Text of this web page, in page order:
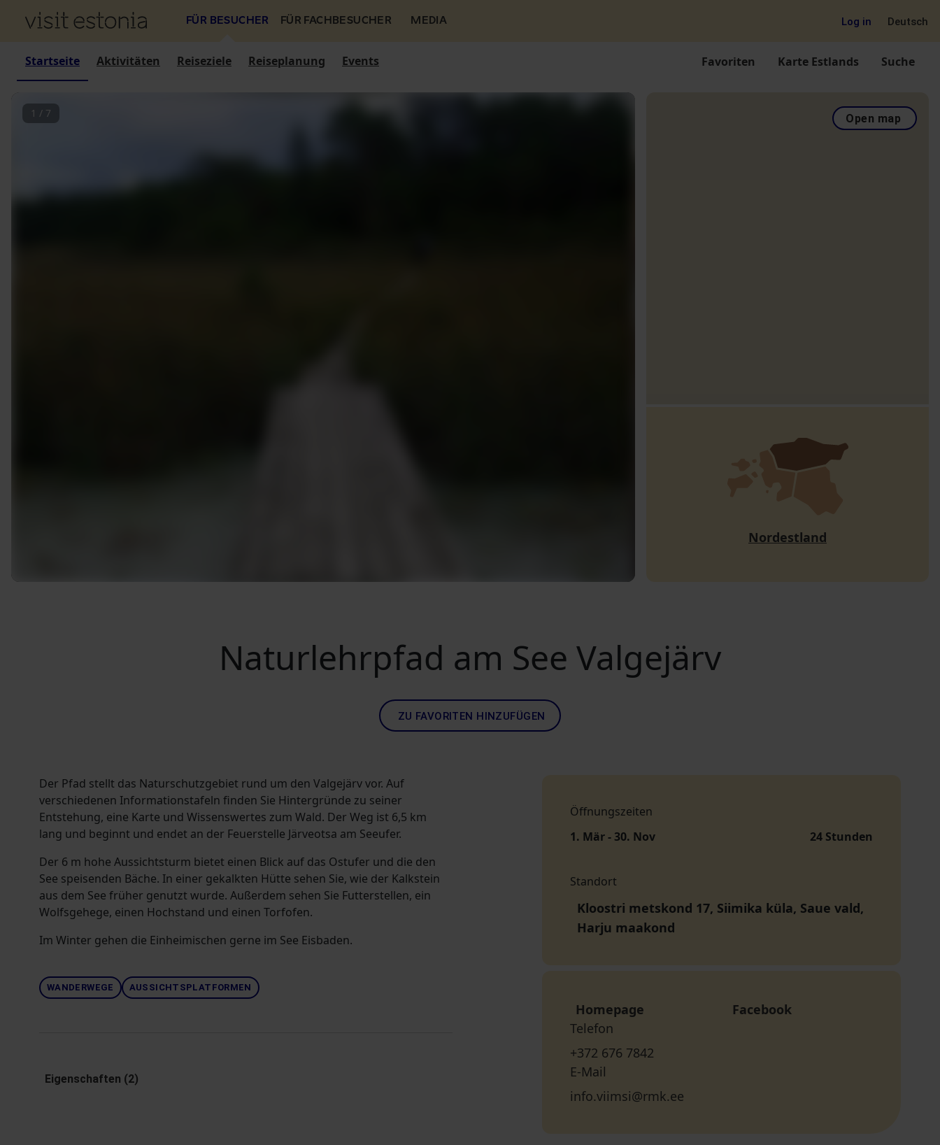
FÜR BESUCHER FÜR FACHBESUCHER MEDIA Log in Deutsch
Startseite Aktivitäten Reiseziele Reiseplanung Events Favoriten Karte Estlands Suche
1 / 7 Open map
Nordestland
Naturlehrpfad am See Valgejärv
ZU FAVORITEN HINZUFÜGEN
Der Pfad stellt das Naturschutzgebiet rund um den Valgejärv vor. Auf
verschiedenen Informationstafeln finden Sie Hintergründe zu seiner
Entstehung, eine Karte und Wissenswertes zum Wald. Der Weg ist 6,5 km
lang und beginnt und endet an der Feuerstelle Järveotsa am Seeufer.
Der 6 m hohe Aussichtsturm bietet einen Blick auf das Ostufer und die den
See speisenden Bäche. In einer gekalkten Hütte sehen Sie, wie der Kalkstein
aus dem See früher genutzt wurde. Außerdem sehen Sie Futterstellen, ein
Wolfsgehege, einen Hochstand und einen Torfofen.
Im Winter gehen die Einheimischen gerne im See Eisbaden.
WANDERWEGE AUSSICHTSPLATFORMEN
Eigenschaften (2)
Öffnungszeiten
1. Mär - 30. Nov
24 Stunden
Standort
Kloostri metskond 17, Siimika küla, Saue vald,
Harju maakond
Homepage
Facebook
Telefon
+372 676 7842
E-Mail
info.viimsi@rmk.ee